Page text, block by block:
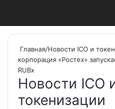
Главная/Новости ICO и
корпорация «Ростех»
RUBx
Новости ICO
токенизации